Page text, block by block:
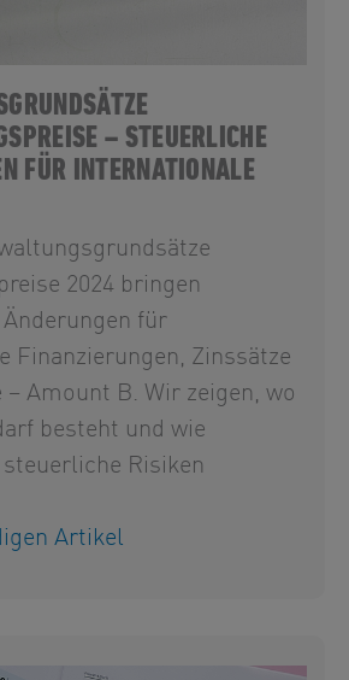
– STEUERLICHE
FÜR INTERNATIONALE
2024 bringen
für
Finanzierungen, Zinssätze
– Amount B. Wir zeigen, wo
besteht und wie
Risiken
Artikel